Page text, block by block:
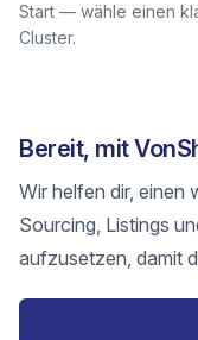
Start — wähle einen
Cluster.
Bereit, mit
Wir helfen dir, einen
Sourcing, Listings
aufzusetzen, damit